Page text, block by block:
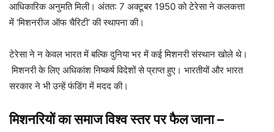
आधिकारिक अनुमति मिली। अंतत: 7 अक्टूबर 1950 को टेरेसा ने कलकत्ता
में ‘मिशनरीज ऑफ चैरिटी’ की स्थापना की।
टेरेसा ने न केवल भारत में बल्कि दुनिया भर में कई मिशनरी संस्थान खोले थे।
मिशनरी के लिए अधिकांश निष्कर्ष विदेशों से प्राप्त हुए। भारतीयों और भारत
सरकार ने भी उन्हें फंडिंग में मदद की।
मिशनरियों का समाज विश्व स्तर पर फैल जाना–